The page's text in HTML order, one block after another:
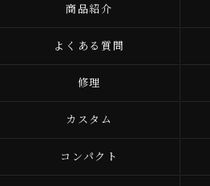
商品紹介
よくある質問
修理
カスタム
コンパクト